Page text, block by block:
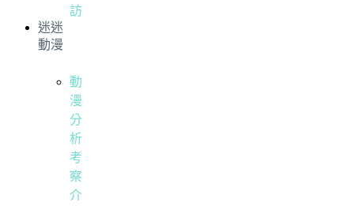
訪
迷迷
動漫
動
漫
分
析
考
察
介